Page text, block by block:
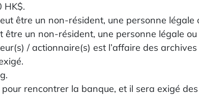
HK$.
être un non-résident, une personne légale
être un non-résident, une personne légale
/ actionnaire(s) est l’affaire des
rencontrer la banque, et il sera exigé